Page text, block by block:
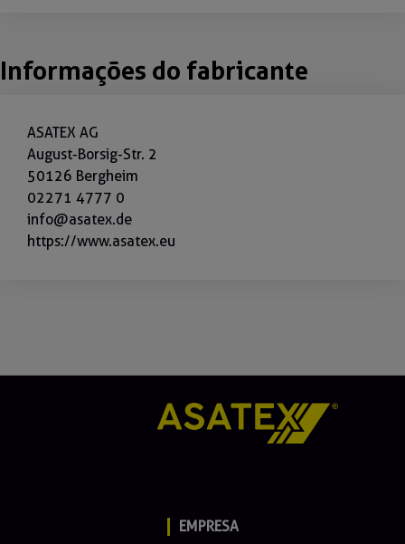
Informações do fabricante
ASATEX AG
August-Borsig-Str. 2
50126 Bergheim
02271 4777 0
info@asatex.de
https://www.asatex.eu
EMPRESA